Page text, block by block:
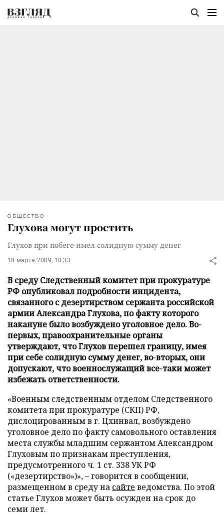
ОБЩЕСТВО
Глухова могут простить
Глухов при побеге имел солидную сумму денег
18 марта 2009, 10:33
В среду Следственный комитет при прокуратуре
РФ опубликовал подробности инцидента,
связанного с дезертирством сержанта российской
армии Александра Глухова, по факту которого
накануне было возбуждено уголовное дело. Во-
первых, правоохранительные органы
утверждают, что Глухов перешел границу, имея
при себе солидную сумму денег, во-вторых, они
допускают, что военнослужащий все-таки может
избежать ответственности.
«Военным следственным отделом Следственного
комитета при прокуратуре (СКП) РФ,
дислоцированным в г. Цхинвал, возбуждено
уголовное дело по факту самовольного оставления
места службы младшим сержантом Александром
Глуховым по признакам преступления,
предусмотренного ч. 1 ст. 338 УК РФ
(«дезертирство»)», – говорится в сообщении,
размещенном в среду на сайте ведомства. По этой
статье Глухов может быть осужден на срок до
семи лет.